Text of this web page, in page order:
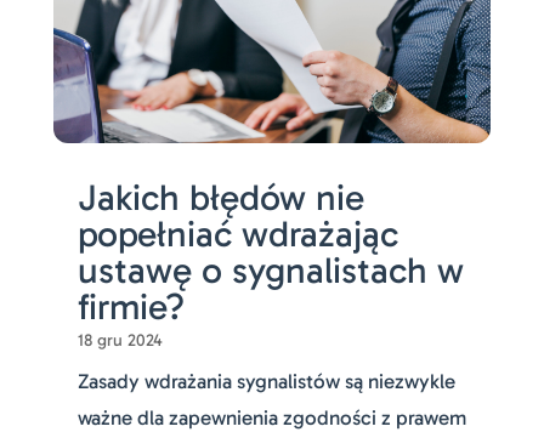
Jakich błędów nie
popełniać wdrażając
ustawę o sygnalistach w
firmie?
18 gru 2024
Zasady wdrażania sygnalistów są niezwykle
ważne dla zapewnienia zgodności z prawem